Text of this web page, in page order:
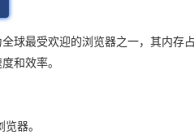
球最受欢迎的浏览器之一，其内存
和效率。
器。